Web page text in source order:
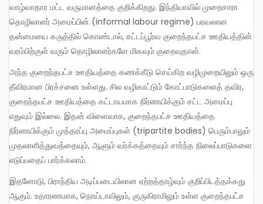
வாழ்வாதார மட்ட வருமானத்தை குறிக்கிறது. இந்தியாவில் முறைசாரா
தொழிலாளர் அமைப்பின் (informal labour regime) பரவலான
தன்மையை கருத்தில் கொண்டால், சட்டப்பூர்வ குறைந்தபட்ச ஊதியத்தின்
வரம்பிற்குள் வரும் தொழிலாளர்களே மிகவும் குறைவுதான்.
அந்த குறைந்தபட்ச ஊதியத்தை கணக்கீடு செய்கிற வழிமுறையிலும் ஒரு
தீவிரமான பிரச்சனை உள்ளது. சில வழிகாட்டும் கோட்பாடுகளைத் தவிர,
குறைந்தபட்ச ஊதியத்தை கட்டாயமாக நிர்ணயிக்கும் சட்ட அமைப்பு
எதுவும் இல்லை. இதன் விளைவாக, குறைந்தபட்ச ஊதியத்தை
நிர்ணயிக்கும் முத்தரப்பு அமைப்புகள் (tripartite bodies) பெரும்பாலும்
முதலாளித்துவத்தையும், ஆளும் வர்க்கத்தையும் சார்ந்த நிலைப்பாடுகளை
எடுப்பதைப் பார்க்கலாம்.
இதனோடு, பிராந்திய அடிப்படையிலான ஏற்றத்தாழ்வும் குறிப்பிடத்தக்கது
ஆகும். உதாரணமாக, நொய்டாவிலும், குருகிராமிலும் உள்ள குறைந்தபட்ச